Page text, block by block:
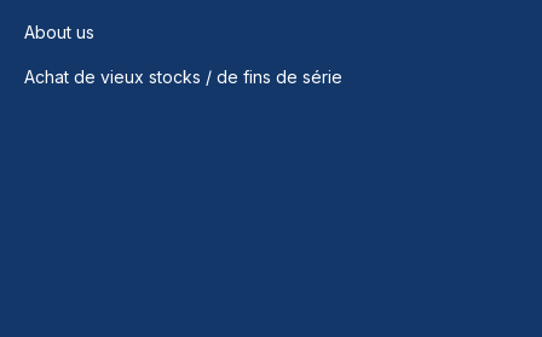
About us
Achat de vieux stocks / de fins de série